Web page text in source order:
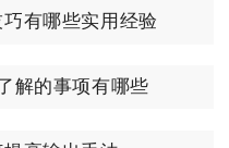
有哪些实用经验
解的事项有哪些